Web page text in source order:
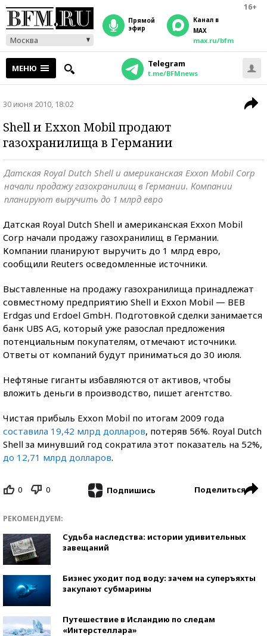
16+
Москва
прямой
эфир
Канал в
MAX
max.ru/bfm
МЕНЮ Telegram
t.me/BFMnews
30 июня 2010, 18:02
Shell и Exxon Mobil продают
газохранилища в Германии
Датская Royal Dutch Shell и американская Exxon Mobil Corp
начали продажу газохранилищ в Германии. Компании
планируют выручить до 1 млрд евро
Датская Royal Dutch Shell и американская Exxon Mobil
Corp начали продажу газохранилищ в Германии.
Компании планируют выручить до 1 млрд евро,
сообщили Reuters осведомленные источники.
Выставленные на продажу газохранилища принадлежат
совместному предприятию Shell и Exxon Mobil — BEB
Erdgas und Erdoel GmbH. Подготовкой сделки занимается
банк UBS AG, который уже разослал предложения
потенциальным покупателям, отмечают источники.
Ответы от компаний будут приниматься до 30 июля.
Нефтяные гиганты избавляются от активов, чтобы
вложить деньги в производство, пишет агентство.
Чистая прибыль Exxon Mobil по итогам 2009 года
составила 19,42 млрд долларов, потеряв 56%. Royal Dutch
Shell за минувший год сократила этот показатель на 52%,
до 12,71 млрд долларов.
0 0 Подпишись Поделиться
РЕКОМЕНДУЕМ:
Судьба наследства: истории удивительных
завещаний
Бизнес уходит под воду: зачем на суперъяхты
закупают субмарины
Путешествие в Исландию по следам
«Интерстеллара»